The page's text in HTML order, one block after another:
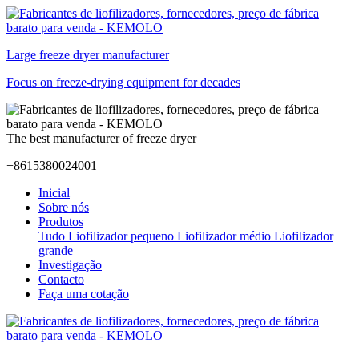
Large freeze dryer manufacturer
Focus on freeze-drying equipment for decades
The best manufacturer of freeze dryer
+8615380024001
Inicial
Sobre nós
Produtos
Tudo Liofilizador pequeno Liofilizador médio Liofilizador
grande
Investigação
Contacto
Faça uma cotação